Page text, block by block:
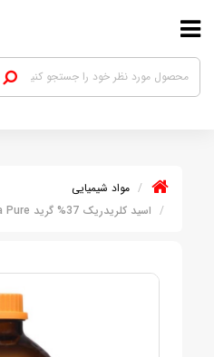
مواد شیمیایی
اسید کلریدریک 37% گرید Extra Pure (کدM)